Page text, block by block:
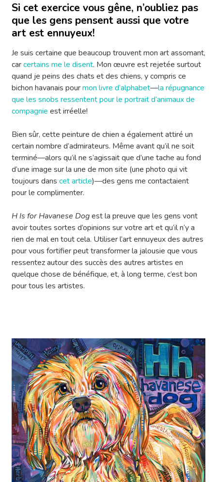
Si cet exercice vous gêne, n’oubliez pas
que les gens pensent aussi que votre
art est ennuyeux!
Je suis certaine que beaucoup trouvent mon art assomant,
carcertains me le disent. Mon œuvre est rejetée surtout
quand je peins des chats et des chiens, y compris ce
bichon havanais pourmon livre d’alphabet—la répugnance
que les snobs ressentent pour le portrait d’animaux de
compagnie est irréelle!
Bien sûr, cette peinture de chien a également attiré un
certain nombre d’admirateurs. Même avant qu’il ne soit
terminé—alors qu’il ne s’agissait que d’une tache au fond
d’une image sur la une de mon site (une photo qui vit
toujours dans cet article)—des gens me contactaient
pour le complimenter.
H Is for Havanese Dogest la preuve que les gens vont
avoir toutes sortes d’opinions sur votre art et qu’il n’y a
rien de mal en tout cela. Utiliser l’art ennuyeux des autres
pour vous fortifier peut transformer la jalousie que vous
ressentez autour des succès des autres artistes en
quelque chose de bénéfique, et, à long terme, c’est bon
pour tous les artistes.